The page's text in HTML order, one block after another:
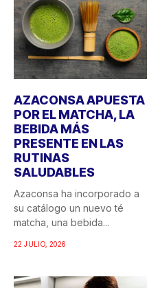
AZACONSA APUESTA
POR EL MATCHA, LA
BEBIDA MÁS
PRESENTE EN LAS
RUTINAS
SALUDABLES
Azaconsa ha incorporado a
su catálogo un nuevo té
matcha, una bebida...
22 JULIO, 2026